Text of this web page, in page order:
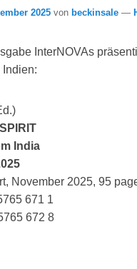
2025 von beckinsale —
InterNOVAs
India
November 2025, 95
671 1
672 8